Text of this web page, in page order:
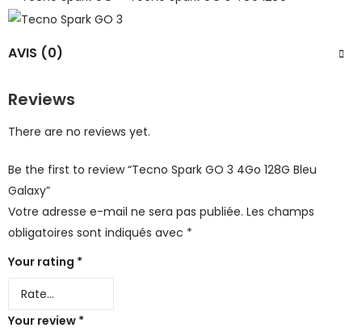
AVIS (0)
Reviews
There are no reviews yet.
Be the first to review “Tecno Spark GO 3 4Go 128G Bleu
Galaxy”
Votre adresse e-mail ne sera pas publiée. Les champs
obligatoires sont indiqués avec *
Your rating *
Your review *